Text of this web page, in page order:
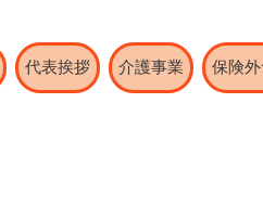
代表挨拶 介護事業 保険